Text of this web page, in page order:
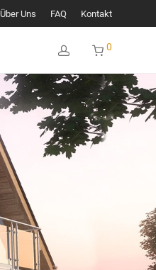
Über Uns FAQ Kontakt
0